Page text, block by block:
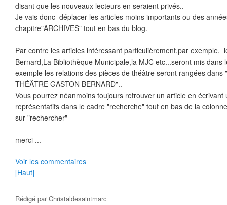
disant que les nouveaux lecteurs en seraient privés..
Je vais donc déplacer les articles moins importants ou des
chapitre"ARCHIVES" tout en bas du blog.
Par contre les articles intéressant particulièrement,par exemple,
Bernard,La Bibliothèque Municipale,la MJC etc...seront mis dans
exemple les relations des pièces de théâtre seront rangées dans
THÉÂTRE GASTON BERNARD"..
Vous pourrez néanmoins toujours retrouver un article en écrivant
représentatifs dans le cadre "recherche" tout en bas de la
sur "rechercher"
merci ...
Voir les commentaires
[Haut]
Rédigé parChristaldesaintmarc